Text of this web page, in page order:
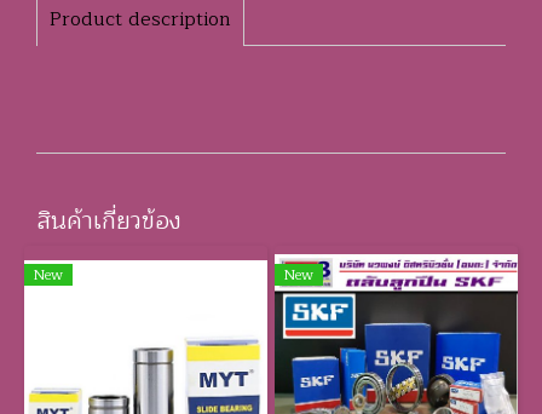
Product description
สินค้าเกี่ยวข้อง
New New